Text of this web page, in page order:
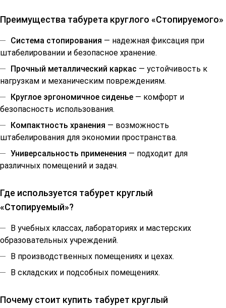
Преимущества табурета круглого «Стопируемого»
Система стопирования — надежная фиксация при
штабелировании и безопасное хранение.
Прочный металлический каркас — устойчивость к
нагрузкам и механическим повреждениям.
Круглое эргономичное сиденье — комфорт и
безопасность использования.
Компактность хранения — возможность
штабелирования для экономии пространства.
Универсальность применения — подходит для
различных помещений и задач.
Где используется табурет круглый
«Стопируемый»?
В учебных классах, лабораториях и мастерских
образовательных учреждений.
В производственных помещениях и цехах.
В складских и подсобных помещениях.
Почему стоит купить табурет круглый